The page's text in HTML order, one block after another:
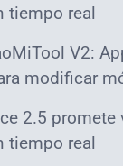
tiempo real
V2:
modificar
2.5 promete
tiempo real